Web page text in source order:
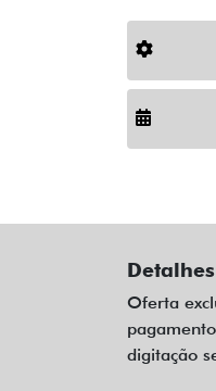
Oferta
digitação